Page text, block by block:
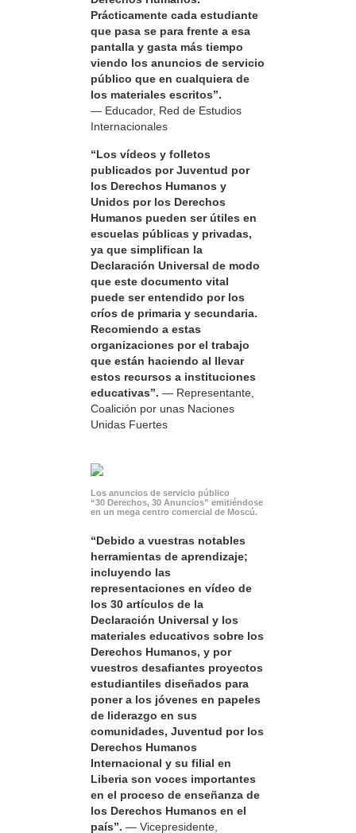
Prácticamente cada estudiante
que pasa se para frente a esa
pantalla y gasta más tiempo
viendo los anuncios de servicio
público que en cualquiera de
los materiales escritos”.
— Educador, Red de Estudios
Internacionales
“Los vídeos y folletos
publicados por Juventud por
los Derechos Humanos y
Unidos por los Derechos
Humanos pueden ser útiles en
escuelas públicas y privadas,
ya que simplifican la
Declaración Universal de modo
que este documento vital
puede ser entendido por los
críos de primaria y secundaria.
Recomiendo a estas
organizaciones por el trabajo
que están haciendo al llevar
estos recursos a instituciones
educativas”. — Representante,
Coalición por unas Naciones
Unidas Fuertes
Los anuncios de servicio público
“30 Derechos, 30 Anuncios” emitiéndose
en un mega centro comercial de Moscú.
“Debido a vuestras notables
herramientas de aprendizaje;
incluyendo las
representaciones en vídeo de
los 30 artículos de la
Declaración Universal y los
materiales educativos sobre los
Derechos Humanos, y por
vuestros desafiantes proyectos
estudiantiles diseñados para
poner a los jóvenes en papeles
de liderazgo en sus
comunidades, Juventud por los
Derechos Humanos
Internacional y su filial en
Liberia son voces importantes
en el proceso de enseñanza de
los Derechos Humanos en el
país”. — Vicepresidente,